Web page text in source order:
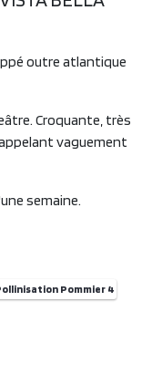
outre atlantique
Croquante, très
vaguement
semaine.
Pommier 4